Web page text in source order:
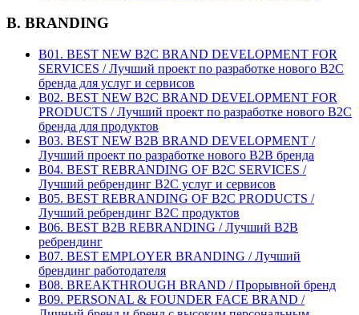
B. BRANDING
B01. BEST NEW B2C BRAND DEVELOPMENT FOR
SERVICES / Лучший проект по разработке нового B2C
бренда для услуг и сервисов
B02. BEST NEW B2C BRAND DEVELOPMENT FOR
PRODUCTS / Лучший проект по разработке нового B2C
бренда для продуктов
B03. BEST NEW B2B BRAND DEVELOPMENT /
Лучший проект по разработке нового B2B бренда
B04. BEST REBRANDING OF B2C SERVICES /
Лучший ребрендинг B2С услуг и сервисов
B05. BEST REBRANDING OF B2C PRODUCTS /
Лучший ребрендинг B2С продуктов
B06. BEST B2B REBRANDING / Лучший B2B
ребрендинг
B07. BEST EMPLOYER BRANDING / Лучший
брендинг работодателя
B08. BREAKTHROUGH BRAND / Прорывной бренд
B09. PERSONAL & FOUNDER FACE BRAND /